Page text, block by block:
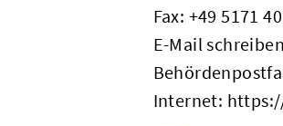
Fax: +49 5171
E-Mail schreiben
Internet: